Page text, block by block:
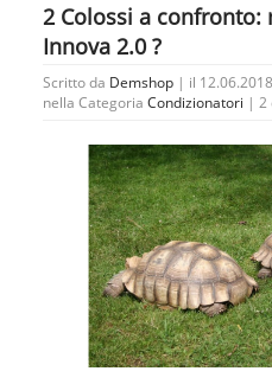
2 Colossi a
Innova 2.0 ?
Scritto da Demshop | il
nella Categoria Condizionatori | 2